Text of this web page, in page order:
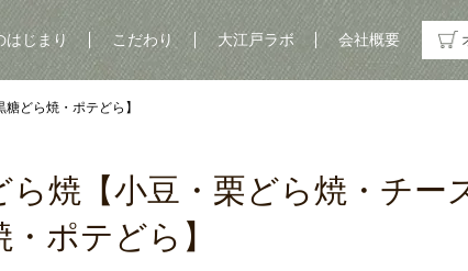
はじまり こだわり 大江戸ラボ 会社概要
どら焼・ポテどら】
ら焼【小豆・栗どら焼・チー
・ポテどら】